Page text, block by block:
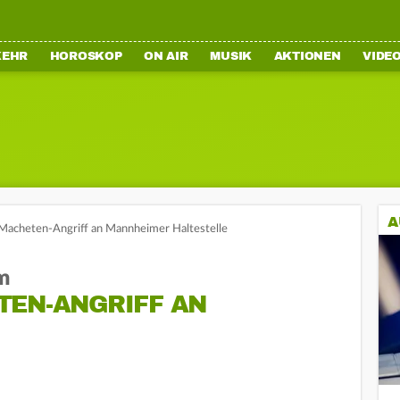
HOROSKOP ON AIR MUSIK AKTIONEN
Angriff an Mannheimer Haltestelle
ANGRIFF AN